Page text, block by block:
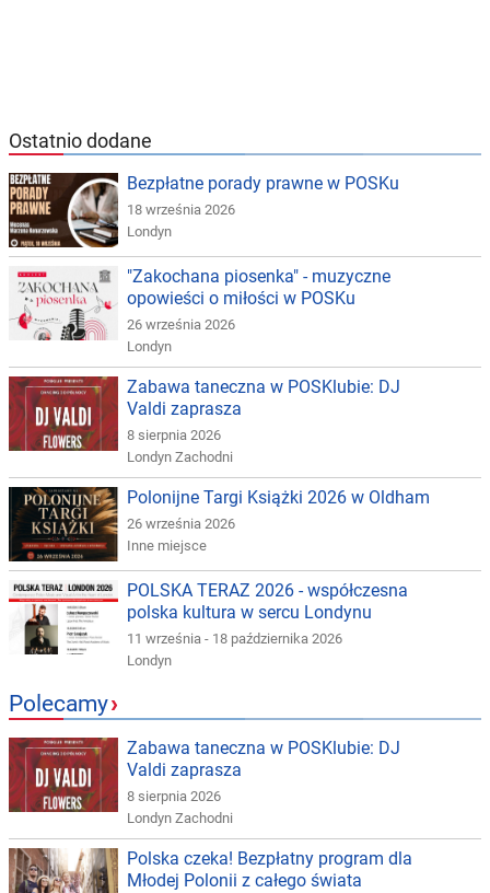
Ostatnio dodane
Bezpłatne porady prawne w POSKu
18 września 2026
Londyn
"Zakochana piosenka" - muzyczne
opowieści o miłości w POSKu
26 września 2026
Londyn
Zabawa taneczna w POSKlubie: DJ
Valdi zaprasza
8 sierpnia 2026
Londyn Zachodni
Polonijne Targi Książki 2026 w Oldham
26 września 2026
Inne miejsce
POLSKA TERAZ 2026 - współczesna
polska kultura w sercu Londynu
11 września - 18 października 2026
Londyn
Polecamy›
Zabawa taneczna w POSKlubie: DJ
Valdi zaprasza
8 sierpnia 2026
Londyn Zachodni
Polska czeka! Bezpłatny program dla
Młodej Polonii z całego świata